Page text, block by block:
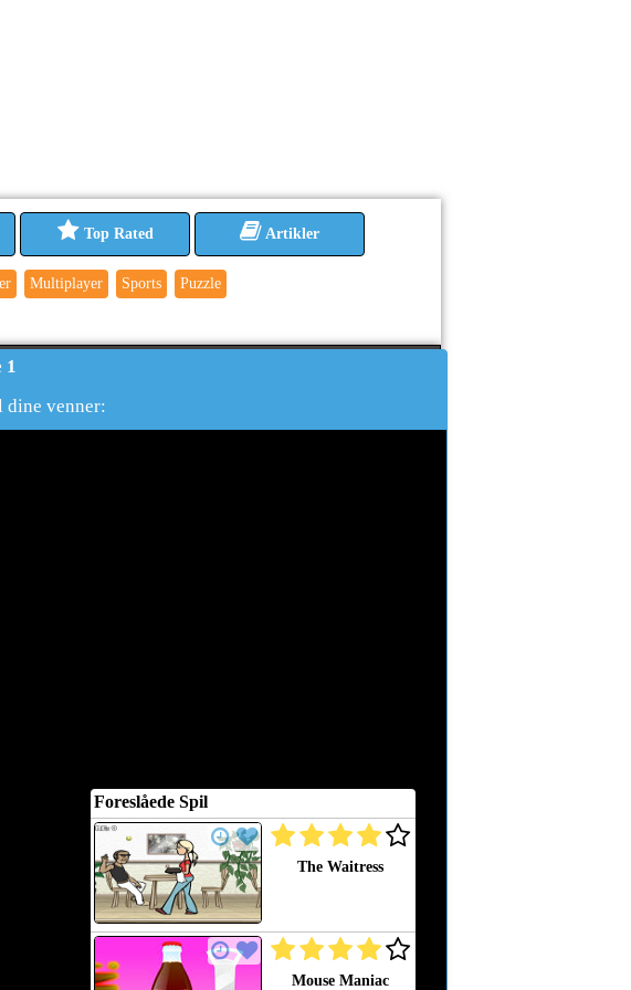
Top Rated Artikler
Multiplayer Sports Puzzle
1
dine venner:
Foreslåede Spil
The Waitress
Mouse Maniac